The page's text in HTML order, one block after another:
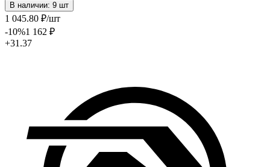
В наличии: 9 шт
1 045.80 ₽/шт
-10%1 162 ₽
+31.37